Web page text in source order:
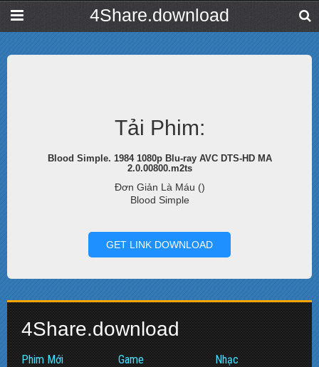
4Share.download
Tải Phim:
Blood Simple. 1984 1080p Blu-ray AVC DTS-HD MA
2.0.00800.m2ts
Đơn Giản Là Máu ()
Blood Simple
GET LINK DOWNLOAD
4Share.download
Phim Mới Game Nhạc